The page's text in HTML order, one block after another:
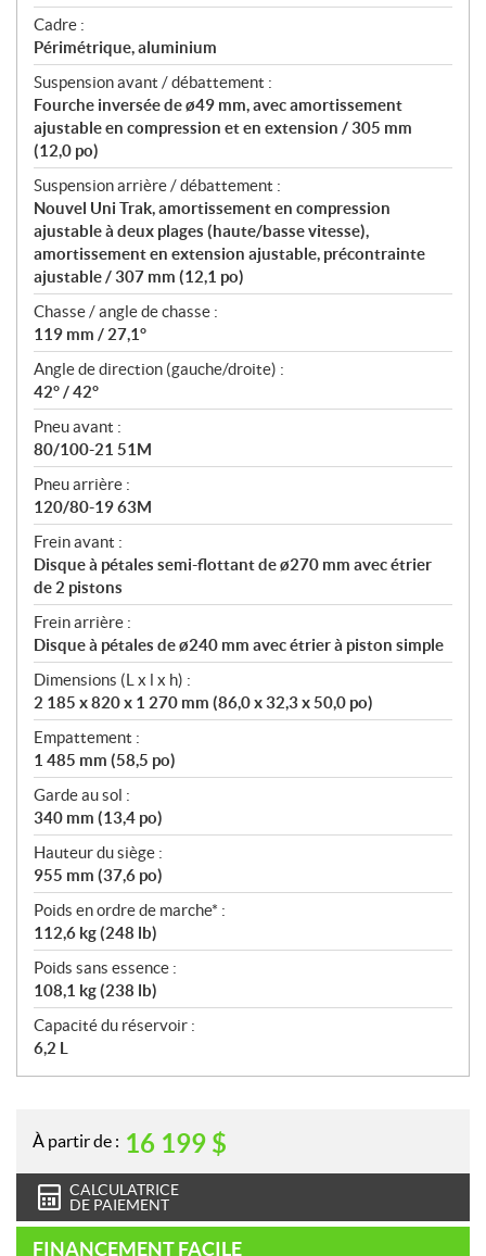
Cadre :
Périmétrique, aluminium
Suspension avant / débattement :
Fourche inversée de ø49 mm, avec amortissement
ajustable en compression et en extension / 305 mm
(12,0 po)
Suspension arrière / débattement :
Nouvel Uni Trak, amortissement en compression
ajustable à deux plages (haute/basse vitesse),
amortissement en extension ajustable, précontrainte
ajustable / 307 mm (12,1 po)
Chasse / angle de chasse :
119 mm / 27,1°
Angle de direction (gauche/droite) :
42° / 42°
Pneu avant :
80/100-21 51M
Pneu arrière :
120/80-19 63M
Frein avant :
Disque à pétales semi-flottant de ø270 mm avec étrier
de 2 pistons
Frein arrière :
Disque à pétales de ø240 mm avec étrier à piston simple
Dimensions (L x l x h) :
2 185 x 820 x 1 270 mm (86,0 x 32,3 x 50,0 po)
Empattement :
1 485 mm (58,5 po)
Garde au sol :
340 mm (13,4 po)
Hauteur du siège :
955 mm (37,6 po)
Poids en ordre de marche* :
112,6 kg (248 lb)
Poids sans essence :
108,1 kg (238 lb)
Capacité du réservoir :
6,2 L
À partir de : 16 199 $
CALCULATRICE
DE PAIEMENT
FINANCEMENT FACILE